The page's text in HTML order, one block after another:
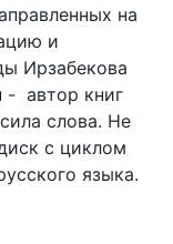
на
и
Ирзабекова
- автор книг
слова. Не
с циклом
языка.